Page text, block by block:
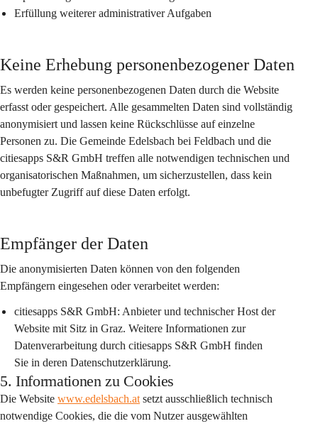
Erfüllung weiterer administrativer Aufgaben
Keine Erhebung personenbezogener Daten
Es werden keine personenbezogenen Daten durch die Website
erfasst oder gespeichert. Alle gesammelten Daten sind vollständig
anonymisiert und lassen keine Rückschlüsse auf einzelne
Personen zu. Die Gemeinde Edelsbach bei Feldbach und die
citiesapps S&R GmbH treffen alle notwendigen technischen und
organisatorischen Maßnahmen, um sicherzustellen, dass kein
unbefugter Zugriff auf diese Daten erfolgt.
Empfänger der Daten
Die anonymisierten Daten können von den folgenden
Empfängern eingesehen oder verarbeitet werden:
citiesapps S&R GmbH: Anbieter und technischer Host der
Website mit Sitz in Graz. Weitere Informationen zur
Datenverarbeitung durch citiesapps S&R GmbH finden
Sie in deren Datenschutzerklärung.
5. Informationen zu Cookies
Die Website www.edelsbach.at setzt ausschließlich technisch
notwendige Cookies, die die vom Nutzer ausgewählten